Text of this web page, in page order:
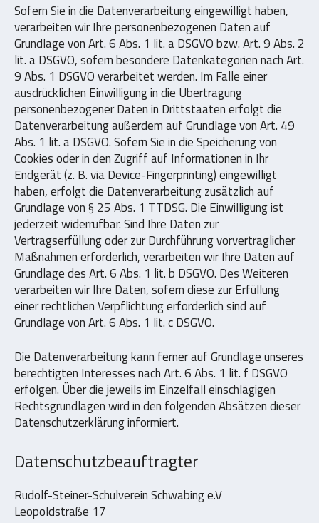
Sofern Sie in die Datenverarbeitung eingewilligt haben,
verarbeiten wir Ihre personenbezogenen Daten auf
Grundlage von Art. 6 Abs. 1 lit. a DSGVO bzw. Art. 9 Abs. 2
lit. a DSGVO, sofern besondere Datenkategorien nach Art.
9 Abs. 1 DSGVO verarbeitet werden. Im Falle einer
ausdrücklichen Einwilligung in die Übertragung
personenbezogener Daten in Drittstaaten erfolgt die
Datenverarbeitung außerdem auf Grundlage von Art. 49
Abs. 1 lit. a DSGVO. Sofern Sie in die Speicherung von
Cookies oder in den Zugriff auf Informationen in Ihr
Endgerät (z. B. via Device-Fingerprinting) eingewilligt
haben, erfolgt die Datenverarbeitung zusätzlich auf
Grundlage von § 25 Abs. 1 TTDSG. Die Einwilligung ist
jederzeit widerrufbar. Sind Ihre Daten zur
Vertragserfüllung oder zur Durchführung vorvertraglicher
Maßnahmen erforderlich, verarbeiten wir Ihre Daten auf
Grundlage des Art. 6 Abs. 1 lit. b DSGVO. Des Weiteren
verarbeiten wir Ihre Daten, sofern diese zur Erfüllung
einer rechtlichen Verpflichtung erforderlich sind auf
Grundlage von Art. 6 Abs. 1 lit. c DSGVO.
Die Datenverarbeitung kann ferner auf Grundlage unseres
berechtigten Interesses nach Art. 6 Abs. 1 lit. f DSGVO
erfolgen. Über die jeweils im Einzelfall einschlägigen
Rechtsgrundlagen wird in den folgenden Absätzen dieser
Datenschutzerklärung informiert.
Datenschutzbeauftragter
Rudolf-Steiner-Schulverein Schwabing e.V
Leopoldstraße 17